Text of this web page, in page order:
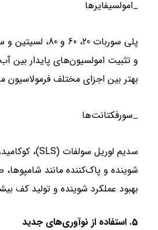
_امولسیفایر‌ها
پلی سوربات
و تثبیت امولسیون‌های پایدار بین
بهتر بین اجزای مختلف فرمولاسیون
_سورفکتانت‌ها
شوینده و پاک‌کننده مانند
بهبود عملکرد شوینده و تولید کف
5. استفاده از نوآوری‌های جدید